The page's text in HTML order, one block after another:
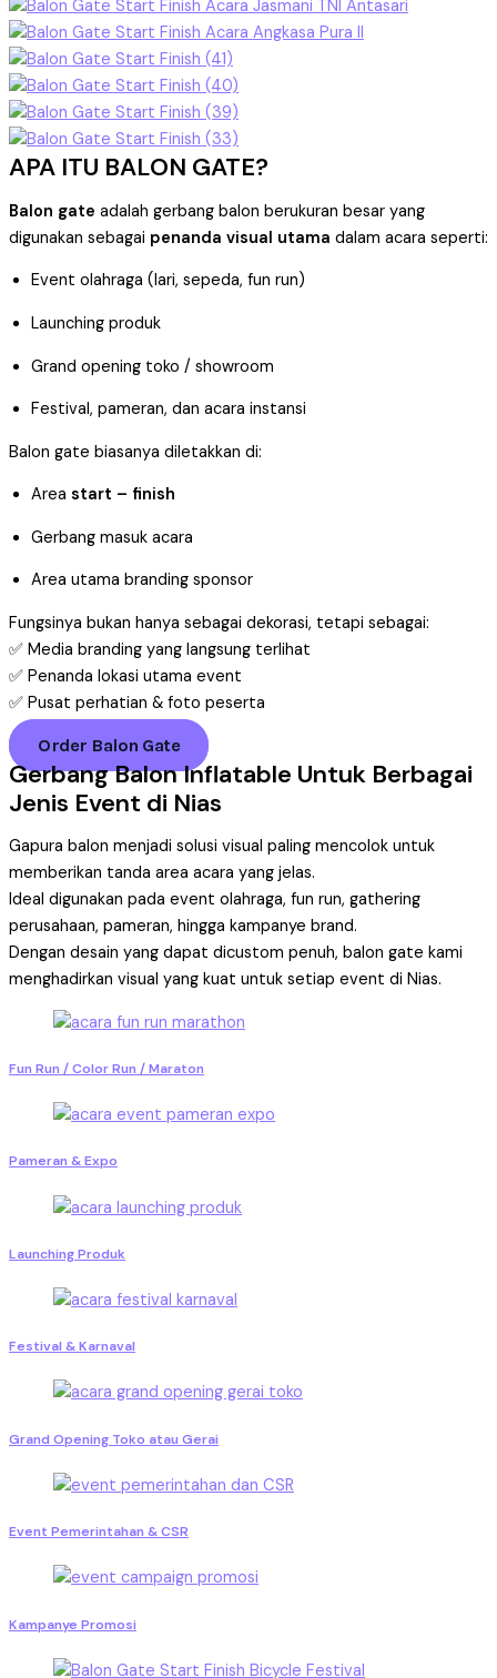
APA ITU BALON GATE?
Balon gate adalah gerbang balon berukuran besar yang
digunakan sebagai penanda visual utama dalam acara seperti:
Event olahraga (lari, sepeda, fun run)
Launching produk
Grand opening toko / showroom
Festival, pameran, dan acara instansi
Balon gate biasanya diletakkan di:
Area start – finish
Gerbang masuk acara
Area utama branding sponsor
Fungsinya bukan hanya sebagai dekorasi, tetapi sebagai:
✅ Media branding yang langsung terlihat
✅ Penanda lokasi utama event
✅ Pusat perhatian & foto peserta
Order Balon Gate
Gerbang Balon Inflatable Untuk Berbagai
Jenis Event di Nias
Gapura balon menjadi solusi visual paling mencolok untuk
memberikan tanda area acara yang jelas.
Ideal digunakan pada event olahraga, fun run, gathering
perusahaan, pameran, hingga kampanye brand.
Dengan desain yang dapat dicustom penuh, balon gate kami
menghadirkan visual yang kuat untuk setiap event di Nias.
Fun Run / Color Run / Maraton
Pameran & Expo
Launching Produk
Festival & Karnaval
Grand Opening Toko atau Gerai
Event Pemerintahan & CSR
Kampanye Promosi